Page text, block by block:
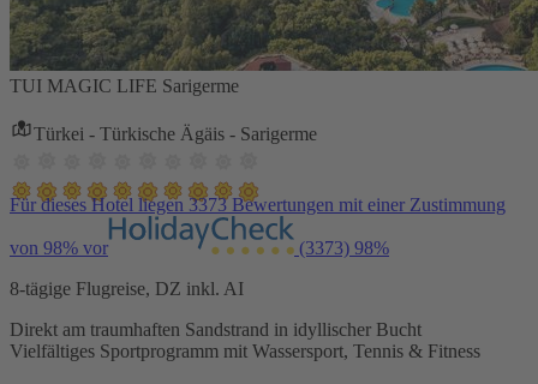
TUI MAGIC LIFE Sarigerme
Türkei - Türkische Ägäis - Sarigerme
Für dieses Hotel liegen 3373 Bewertungen mit einer Zustimmung
von 98% vor (3373) 98%
8-tägige Flugreise, DZ inkl. AI
Direkt am traumhaften Sandstrand in idyllischer Bucht
Vielfältiges Sportprogramm mit Wassersport, Tennis & Fitness